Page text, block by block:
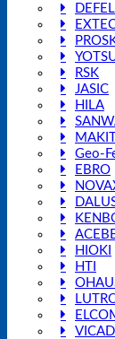
RSK
JASIC
HILA
Geo-
EBRO
HIOKI
HTI
VICADI